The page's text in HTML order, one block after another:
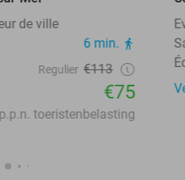
de ville
6 min.
Regulier €113
€75
toeristenbelasting